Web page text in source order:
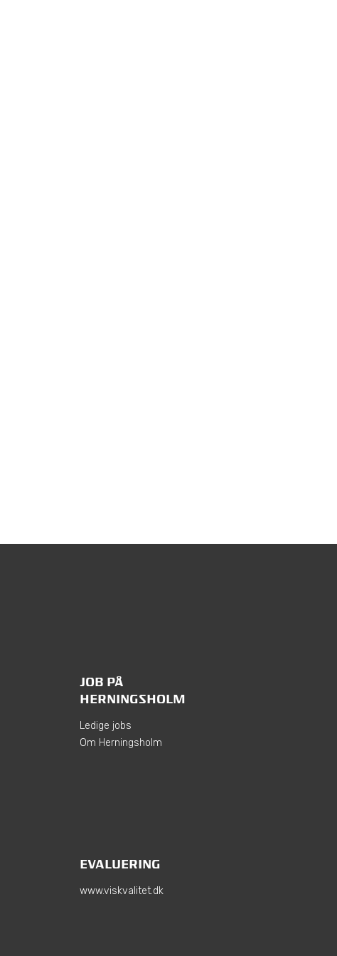
JOB PÅ
HERNINGSHOLM
Ledige jobs
Om Herningsholm
EVALUERING
www.viskvalitet.dk